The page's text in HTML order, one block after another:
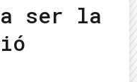
ser la